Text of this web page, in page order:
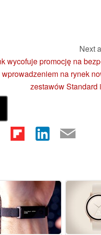
Next
wycofuje promocję na
na rynek
zestawów Standard